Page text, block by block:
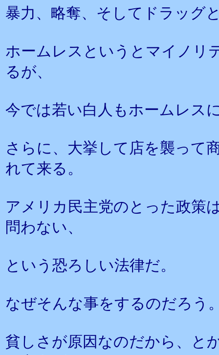
暴力、略奪、そしてドラッグ
ホームレスというとマイノリ
るが、
今では若い白人もホームレス
さらに、大挙して店を襲って
れて来る。
アメリカ民主党のとった政策
問わない、
という恐ろしい法律だ。
なぜそんな事をするのだろう
貧しさが原因なのだから、と